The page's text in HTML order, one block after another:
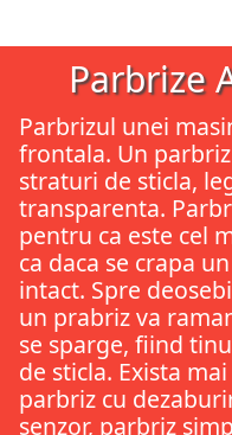
Parbrize
Parbrizul unei
frontala. Un
straturi de sticla,
transparenta.
pentru ca este cel
ca daca se crapa
intact. Spre
un prabriz va
se sparge, fiind
de sticla. Exista
parbriz cu
senzor, parbriz